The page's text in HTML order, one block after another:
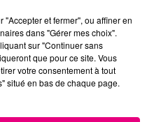
Poissons
et fermer", ou affiner en
dans "Gérer mes choix".
sur "Continuer sans
que pour ce site. Vous
votre consentement à tout
situé en bas de chaque page.